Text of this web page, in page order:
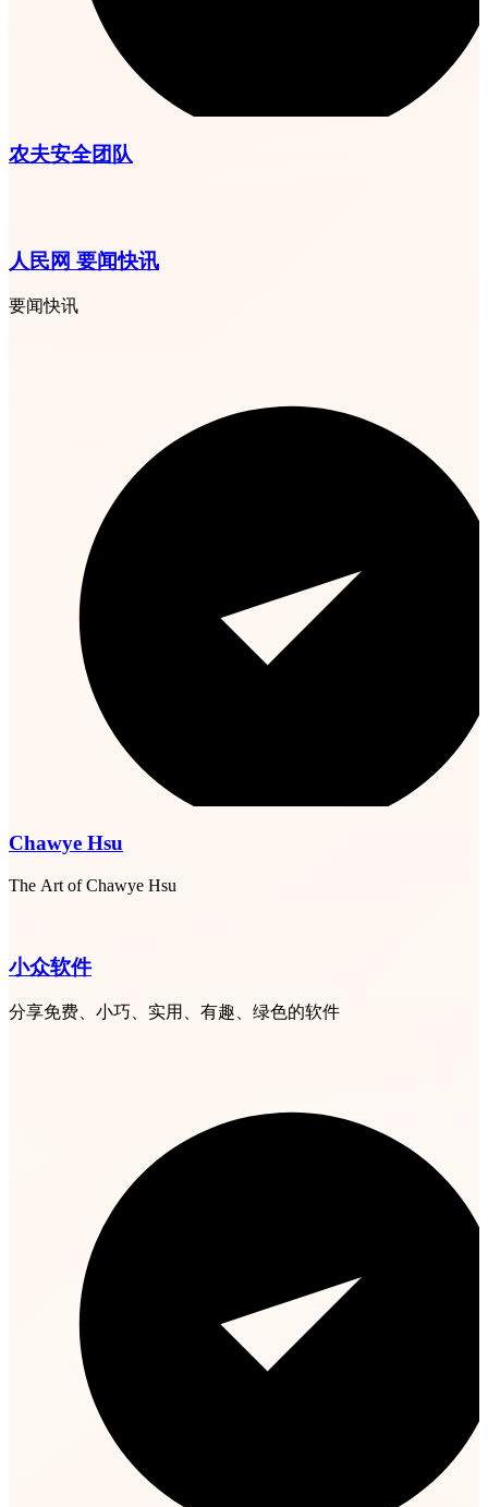
农夫安全团队
人民网 要闻快讯
要闻快讯
Chawye Hsu
The Art of Chawye Hsu
小众软件
分享免费、小巧、实用、有趣、绿色的软件